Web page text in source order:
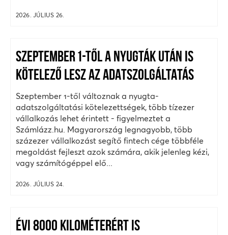
2026. JÚLIUS 26.
SZEPTEMBER 1-TŐL A NYUGTÁK UTÁN IS
KÖTELEZŐ LESZ AZ ADATSZOLGÁLTATÁS
Szeptember 1-től változnak a nyugta-
adatszolgáltatási kötelezettségek, több tízezer
vállalkozás lehet érintett - figyelmeztet a
Számlázz.hu. Magyarország legnagyobb, több
százezer vállalkozást segítő fintech cége többféle
megoldást fejleszt azok számára, akik jelenleg kézi,
vagy számítógéppel elő...
2026. JÚLIUS 24.
ÉVI 8000 KILOMÉTERÉRT IS